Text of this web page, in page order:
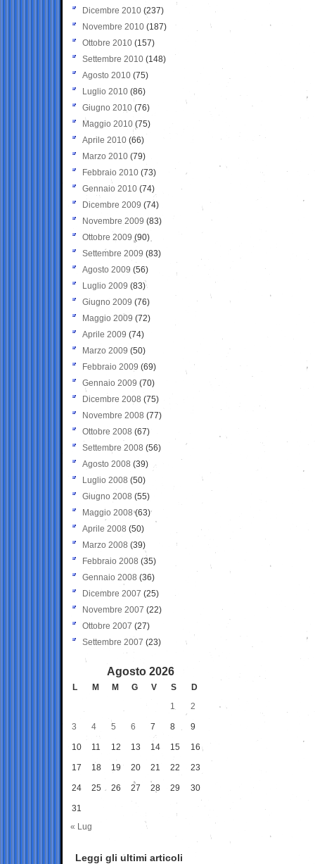
Dicembre 2010 (237)
Novembre 2010 (187)
Ottobre 2010 (157)
Settembre 2010 (148)
Agosto 2010 (75)
Luglio 2010 (86)
Giugno 2010 (76)
Maggio 2010 (75)
Aprile 2010 (66)
Marzo 2010 (79)
Febbraio 2010 (73)
Gennaio 2010 (74)
Dicembre 2009 (74)
Novembre 2009 (83)
Ottobre 2009 (90)
Settembre 2009 (83)
Agosto 2009 (56)
Luglio 2009 (83)
Giugno 2009 (76)
Maggio 2009 (72)
Aprile 2009 (74)
Marzo 2009 (50)
Febbraio 2009 (69)
Gennaio 2009 (70)
Dicembre 2008 (75)
Novembre 2008 (77)
Ottobre 2008 (67)
Settembre 2008 (56)
Agosto 2008 (39)
Luglio 2008 (50)
Giugno 2008 (55)
Maggio 2008(63)
Aprile 2008 (50)
Marzo 2008 (39)
Febbraio 2008 (35)
Gennaio 2008 (36)
Dicembre 2007 (25)
Novembre 2007 (22)
Ottobre 2007 (27)
Settembre 2007 (23)
Agosto 2026
L M M G V S
D
1
2
3 4 5 6 7 8 9
10 11 12 13 14 15 16
17 18 19 20 21 22 23
24 25 26 27 28 29 30
31
« Lug
Leggi gli ultimi articoli